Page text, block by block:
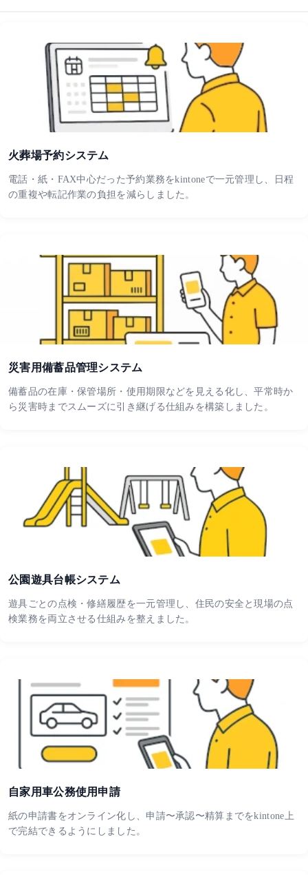
火葬場予約システム
電話・紙・FAX中心だった予約業務をkintoneで一元管理し、日程
の重複や転記作業の負担を減らしました。
災害用備蓄品管理システム
備蓄品の在庫・保管場所・使用期限などを見える化し、平常時か
ら災害時までスムーズに引き継げる仕組みを構築しました。
公園遊具台帳システム
遊具ごとの点検・修繕履歴を一元管理し、住民の安全と現場の点
検業務を両立させる仕組みを整えました。
自家用車公務使用申請
紙の申請書をオンライン化し、申請〜承認〜精算までをkintone上
で完結できるようにしました。